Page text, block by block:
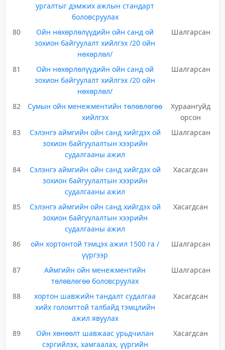
ургалтыг дэмжих ажлын стандарт
боловсруулах
80
Ойн нөхөрлөлүүдийн ойн санд ой
зохион байгуулалт хийлгэх /20 ойн
нөхөрлөл/
Шалгарсан
81
Ойн нөхөрлөлүүдийн ойн санд ой
зохион байгуулалт хийлгэх /20 ойн
нөхөрлөл/
Шалгарсан
82
Сумын ойн менежментийн төлөвлөгөө
хийлгэх
Хураангуйд
орсон
83
Сэлэнгэ аймгийн ойн санд хийгдэх ой
зохион байгуулалтын хээрийн
судалгааны ажил
Шалгарсан
84
Сэлэнгэ аймгийн ойн санд хийгдэх ой
зохион байгуулалтын хээрийн
судалгааны ажил
Хасагдсан
85
Сэлэнгэ аймгийн ойн санд хийгдэх ой
зохион байгуулалтын хээрийн
судалгааны ажил
Хасагдсан
86
ойн хортонтой тэмцэх ажил 1500 га /
үүргээр
Шалгарсан
87
Аймгийн ойн менежментийн
төлөвлөгөө боловсруулах
Шалгарсан
88
хортон шавжийн тандалт судалгаа
хийх голомттой талбайд тэмцлийн
ажил явуулах
Хасагдсан
89
Ойн хөнөөлт шавжаас урьдчилан
сэргийлэх, хамгаалах, үүргийн
Хасагдсан